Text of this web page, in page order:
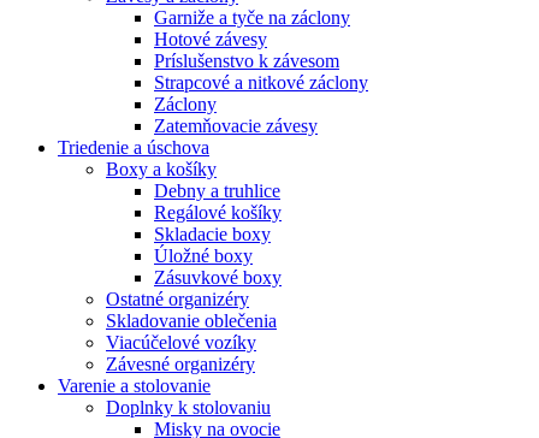
Garniže a tyče na záclony
Hotové závesy
Príslušenstvo k závesom
Strapcové a nitkové záclony
Záclony
Zatemňovacie závesy
Triedenie a úschova
Boxy a košíky
Debny a truhlice
Regálové košíky
Skladacie boxy
Úložné boxy
Zásuvkové boxy
Ostatné organizéry
Skladovanie oblečenia
Viacúčelové vozíky
Závesné organizéry
Varenie a stolovanie
Doplnky k stolovaniu
Misky na ovocie